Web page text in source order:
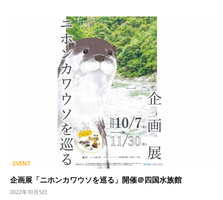
EVENT
企画展「ニホンカワウソを巡る」開催＠四国水族館
2022年10月5日